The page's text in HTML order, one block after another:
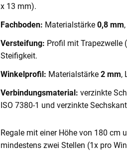
x 13 mm).
Fachboden: Materialstärke 0,8 mm
Versteifung: Profil mit Trapezwelle
Steifigkeit.
Winkelprofil: Materialstärke 2 mm,
Verbindungsmaterial: verzinkte
ISO 7380-1 und verzinkte
Regale mit einer Höhe von 180 cm
mindestens zwei Stellen (1x pro